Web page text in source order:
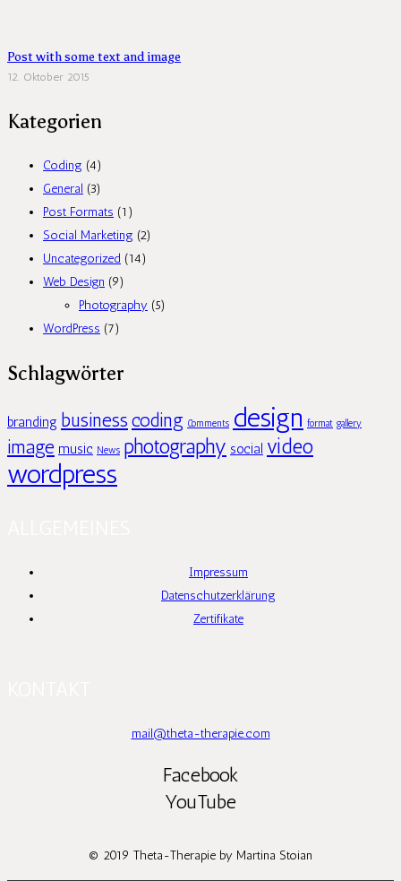
Post with some text and image
12. Oktober 2015
Kategorien
Coding (4)
General (3)
Post Formats (1)
Social Marketing (2)
Uncategorized (14)
Web Design (9)
Photography (5)
WordPress (7)
Schlagwörter
branding business coding Comments design format gallery
image music News photography social video
wordpress
Impressum
Datenschutzerklärung
Zertifikate
mail@theta-therapie.com
Facebook
YouTube
© 2019 Theta-Therapie by Martina Stoian